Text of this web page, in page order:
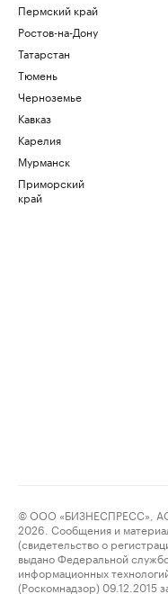
Пермский край
Ростов-на-Дону
Татарстан
Тюмень
Черноземье
Кавказ
Карелия
Мурманск
Приморский
край
© ООО «БИЗНЕСПРЕСС»,
2026. Сообщения и
(свидетельство о
выдано Федеральной
информационных
(Роскомнадзор)